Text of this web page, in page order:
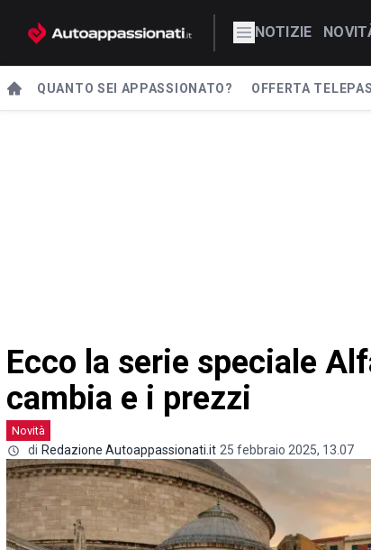
NOTIZIE
QUANTO SEI APPASSIONATO? OFFERTA
Ecco la serie speciale
cambia e i prezzi
Novità
di Redazione Autoappassionati.it 25 febbraio 2025, 13.07